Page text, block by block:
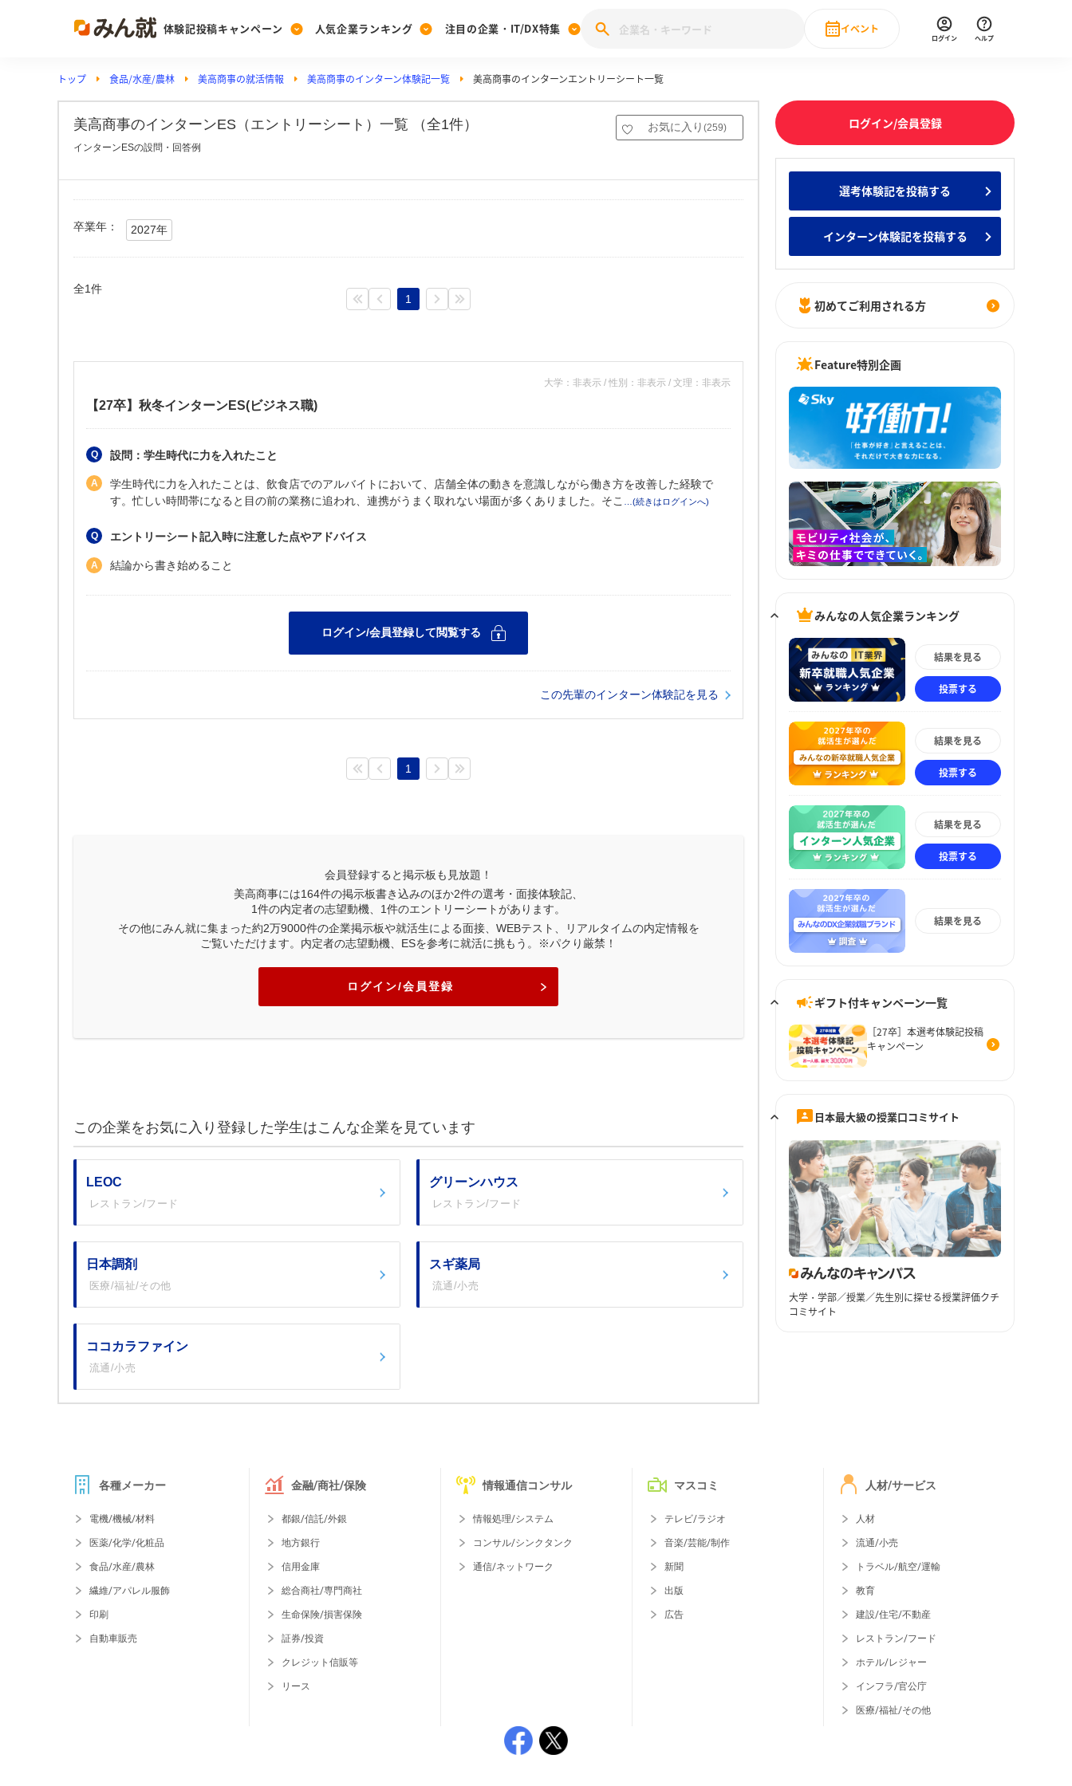
体験記投稿キャンペーン
Post
投稿する
[27卒] 本選考体験記投稿キャンペーン
人気企業ランキング
Ranking
ランキングを見る
みんなのDX企業就職ブランド調査
Vote みんなの新卒就職人気企業ランキング みんなのインターン人気企業ランキ
注目の企業・IT/DX特集
PickUp
注目の企業特集
28卒 IT・DX現場社員インタビュー
イベント
直近のイベント一覧
ログイン ヘルプ
トップ 食品/水産/農林 美高商事の就活情報 美高商事のインターン体験記一覧 美高商事のインターンエントリーシート一覧
美高商事のインターンES（エントリーシート）一覧 （全1件） お気に入り (259)
インターンESの設問・回答例
卒業年： 2027年
全1件
1
大学：非表示 / 性別：非表示 / 文理：非表示
【27卒】秋冬インターンES(ビジネス職)
設問：学生時代に力を入れたこと
学生時代に力を入れたことは、飲食店でのアルバイトにおいて、店舗全体の動きを意識しながら働き方を改善した経験で
す。忙しい時間帯になると目の前の業務に追われ、連携がうまく取れない場面が多くありました。そこ
エントリーシート記入時に注意した点やアドバイス
結論から書き始めること
この先輩のインターン体験記を見る
1
会員登録すると掲示板も見放題！
美高商事には164件の掲示板書き込みのほか2件の選考・面接体験記、
1件の内定者の志望動機、 1件のエントリーシートがあります。
その他にみん就に集まった約2万9000件の企業掲示板や就活生による面接、WEBテスト、リアルタイムの内定情報を
ご覧いただけます。内定者の志望動機、ESを参考に就活に挑もう。※パクり厳禁！
ログイン/会員登録
この企業をお気に入り登録した学生はこんな企業を見ています
LEOC
レストラン/フード
グリーンハウス
レストラン/フード
日本調剤
医療/福祉/その他
スギ薬局
流通/小売
ココカラファイン
流通/小売
ログイン/会員登録
選考体験記を投稿する
インターン体験記を投稿する
初めてご利用される方
Feature特別企画
みんなの人気企業ランキング
結果を見る
投票する
結果を見る
投票する
結果を見る
投票する
結果を見る
ギフト付キャンペーン一覧
［27卒］本選考体験記投稿
キャンペーン
日本最大級の授業口コミサイト
大学・学部／授業／先生別に探せる授業評価クチ
コミサイト
各種メーカー
電機/機械/材料
医薬/化学/化粧品
食品/水産/農林
繊維/アパレル服飾
印刷
自動車販売
金融/商社/保険
都銀/信託/外銀
地方銀行
信用金庫
総合商社/専門商社
生命保険/損害保険
証券/投資
クレジット信販等
リース
情報通信コンサル
情報処理/システム
コンサル/シンクタンク
通信/ネットワーク
マスコミ
テレビ/ラジオ
音楽/芸能/制作
新聞
出版
広告
人材/サービス
人材
流通/小売
トラベル/航空/運輸
教育
建設/住宅/不動産
レストラン/フード
ホテル/レジャー
インフラ/官公庁
医療/福祉/その他